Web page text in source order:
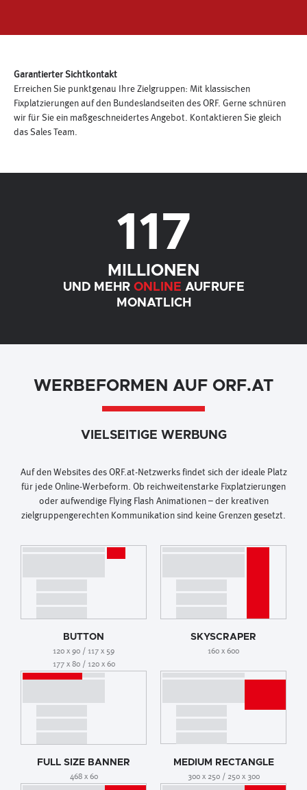
Garantierter Sichtkontakt
Erreichen Sie punktgenau Ihre Zielgruppen: Mit klassischen
Fixplatzierungen auf den Bundeslandseiten des ORF. Gerne schnüren
wir für Sie ein maßgeschneidertes Angebot. Kontaktieren Sie gleich
das Sales Team.
117
MILLIONEN
UND MEHR ONLINE AUFRUFE
MONATLICH
WERBEFORMEN AUF ORF.AT
VIELSEITIGE WERBUNG
Auf den Websites des ORF.at-Netzwerks findet sich der ideale Platz
für jede Online-Werbeform. Ob reichweitenstarke Fixplatzierungen
oder aufwendige Flying Flash Animationen – der kreativen
zielgruppengerechten Kommunikation sind keine Grenzen gesetzt.
BUTTON
120 x 90 / 117 x 59
177 x 80 / 120 x 60
SKYSCRAPER
160 x 600
FULL SIZE BANNER
468 x 60
MEDIUM RECTANGLE
300 x 250 / 250 x 300